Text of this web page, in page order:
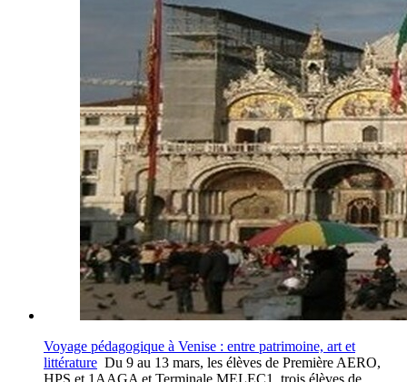
Voyage pédagogique à Venise : entre patrimoine, art et
littérature Du 9 au 13 mars, les élèves de Première AERO,
HPS,et 1AAGA et Terminale MELEC1, trois élèves de